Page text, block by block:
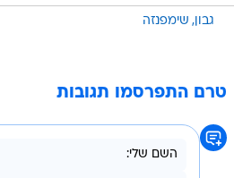
גבון שימפנזה
טרם התפרסמו תגובות